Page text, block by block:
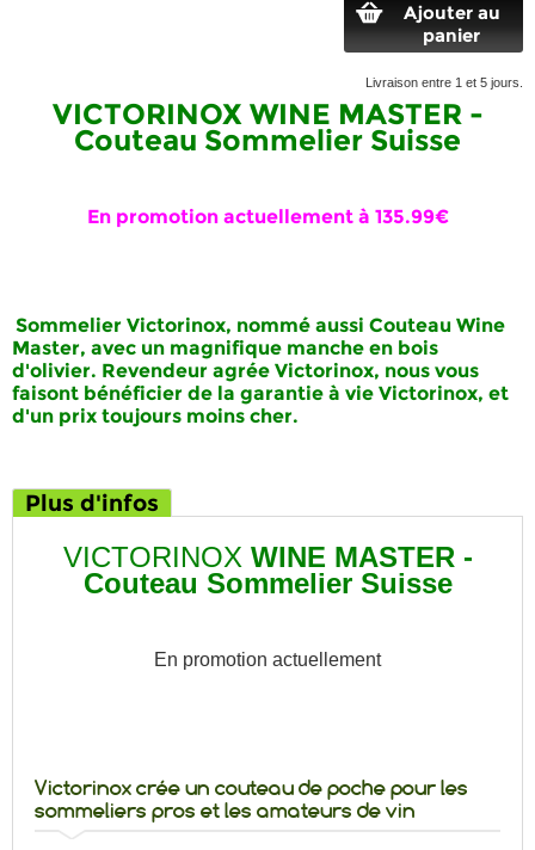
Ajouter au
panier
Livraison entre 1 et 5 jours.
VICTORINOX WINE MASTER -
Couteau Sommelier Suisse
En promotion actuellement à 135.99€
Sommelier Victorinox, nommé aussi Couteau Wine
Master, avec un magnifique manche en bois
d'olivier. Revendeur agrée Victorinox, nous vous
faisont bénéficier de la garantie à vie Victorinox, et
d'un prix toujours moins cher.
Plus d'infos
VICTORINOX WINE MASTER -
Couteau Sommelier Suisse
En promotion actuellement
Victorinox crée un couteau de poche pour les
sommeliers pros et les amateurs de vin